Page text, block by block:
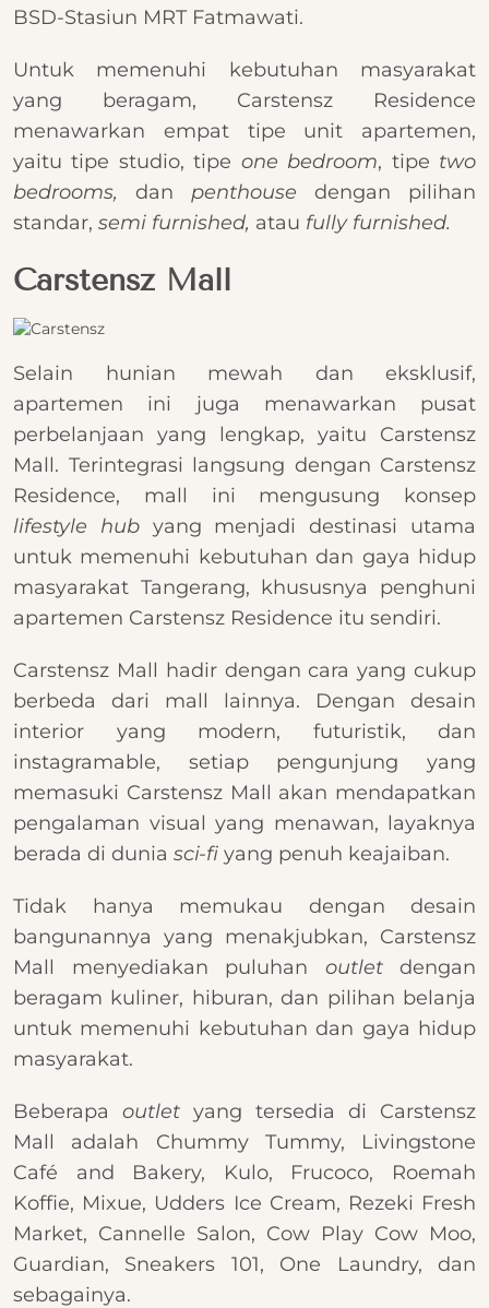
BSD-Stasiun MRT Fatmawati.
Untuk memenuhi kebutuhan masyarakat
yang beragam, Carstensz Residence
menawarkan empat tipe unit apartemen,
yaitu tipe studio, tipe one bedroom, tipe two
bedrooms, dan penthouse dengan pilihan
standar, semi furnished, atau fully furnished.
Carstensz Mall
Selain hunian mewah dan eksklusif,
apartemen ini juga menawarkan pusat
perbelanjaan yang lengkap, yaitu Carstensz
Mall. Terintegrasi langsung dengan Carstensz
Residence, mall ini mengusung konsep
lifestyle hubyang menjadi destinasi utama
untuk memenuhi kebutuhan dan gaya hidup
masyarakat Tangerang, khususnya penghuni
apartemen Carstensz Residence itu sendiri.
Carstensz Mall hadir dengan cara yang cukup
berbeda dari mall lainnya. Dengan desain
interior yang modern, futuristik, dan
instagramable, setiap pengunjung yang
memasuki Carstensz Mall akan mendapatkan
pengalaman visual yang menawan, layaknya
berada di dunia sci-fi yang penuh keajaiban.
Tidak hanya memukau dengan desain
bangunannya yang menakjubkan, Carstensz
Mall menyediakan puluhan outlet dengan
beragam kuliner, hiburan, dan pilihan belanja
untuk memenuhi kebutuhan dan gaya hidup
masyarakat.
Beberapa outlet yang tersedia di Carstensz
Mall adalah Chummy Tummy, Livingstone
Café and Bakery, Kulo, Frucoco, Roemah
Koffie, Mixue, Udders Ice Cream, Rezeki Fresh
Market, Cannelle Salon, Cow Play Cow Moo,
Guardian, Sneakers 101, One Laundry, dan
sebagainya.